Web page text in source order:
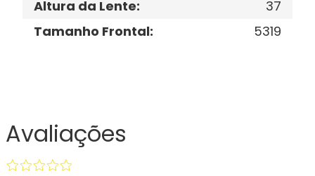
Altura da Lente:
37
Tamanho Frontal: 5319
Avaliações